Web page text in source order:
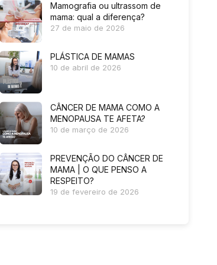
Mamografia ou ultrassom de
mama: qual a diferença?
27 de maio de 2026
PLÁSTICA DE MAMAS
10 de abril de 2026
CÂNCER DE MAMA COMO A
MENOPAUSA TE AFETA?
10 de março de 2026
PREVENÇÃO DO CÂNCER DE
MAMA | O QUE PENSO A
RESPEITO?
19 de fevereiro de 2026